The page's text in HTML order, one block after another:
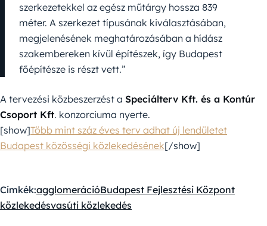
szerkezetekkel az egész műtárgy hossza 839
méter. A szerkezet típusának kiválasztásában,
megjelenésének meghatározásában a hídász
szakembereken kívül építészek, így Budapest
főépítésze is részt vett.”
A tervezési közbeszerzést a Speciálterv Kft. és a Kontúr
Csoport Kft. konzorciuma nyerte.
[show]Több mint száz éves terv adhat új lendületet
Budapest közösségi közlekedésének[/show]
Címkék:agglomerációBudapest Fejlesztési Központ
közlekedésvasúti közlekedés